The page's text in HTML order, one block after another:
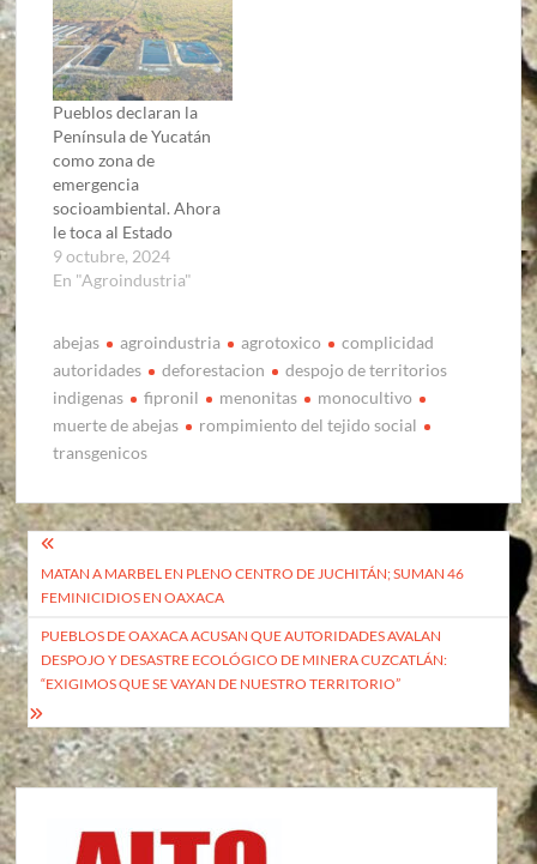
Pueblos declaran la
Península de Yucatán
como zona de
emergencia
socioambiental. Ahora
le toca al Estado
9 octubre, 2024
En "Agroindustria"
abejas agroindustria agrotoxico
complicidad
autoridades
deforestacion
despojo de territorios
indigenas
fipronil menonitas
monocultivo
muerte de abejas
rompimiento del tejido social
transgenicos
Navegación
de
entradas
MATAN A MARBEL EN PLENO CENTRO DE JUCHITÁN; SUMAN 46
FEMINICIDIOS EN OAXACA
PUEBLOS DE OAXACA ACUSAN QUE AUTORIDADES AVALAN
DESPOJO Y DESASTRE ECOLÓGICO DE MINERA CUZCATLÁN:
“EXIGIMOS QUE SE VAYAN DE NUESTRO TERRITORIO”